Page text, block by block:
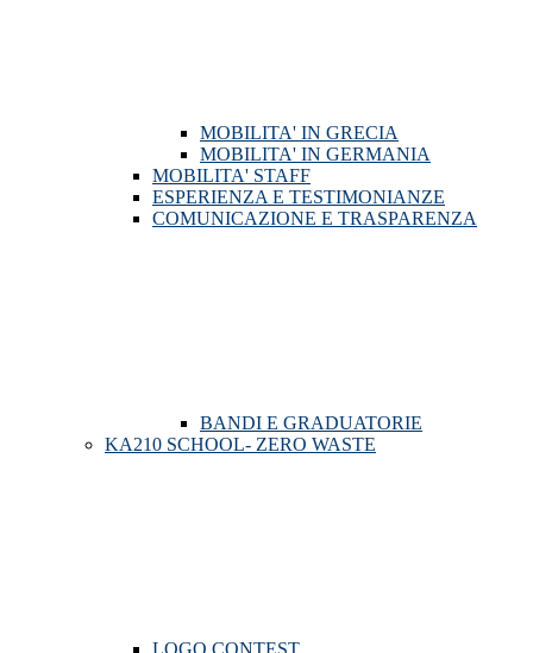
MOBILITA' IN GRECIA
MOBILITA' IN GERMANIA
MOBILITA' STAFF
ESPERIENZA E TESTIMONIANZE
COMUNICAZIONE E TRASPARENZA
BANDI E GRADUATORIE
KA210 SCHOOL- ZERO WASTE